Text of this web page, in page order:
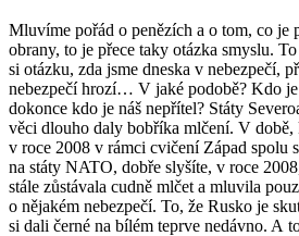
Mluvíme pořád o penězích a o tom, co je
obrany, to je přece taky otázka smyslu.
si otázku, zda jsme dneska v nebezpečí,
nebezpečí hrozí… V jaké podobě? Kdo
dokonce kdo je náš nepřítel? Státy
věci dlouho daly bobříka mlčení. V
v roce 2008 v rámci cvičení Západ spolu
na státy NATO, dobře slyšíte, v roce
stále zůstávala cudně mlčet a mluvila
o nějakém nebezpečí. To, že Rusko je
si dali černé na bílém teprve nedávno. A